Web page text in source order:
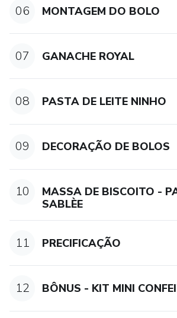
- Ganaches
- Modelagem
- Pasta de leite Ninho
- Massa pâte sablèe
- Empreendedorismo na confeitaria
- Bônus irresistíveis
06 MONTAGEM DO BOLO
07 GANACHE ROYAL
08 PASTA DE LEITE NINHO
09 DECORAÇÃO DE BOLOS
10
MASSA DE BISCOITO -
SABLÈE
11 PRECIFICAÇÃO
12 BÔNUS - KIT MINI